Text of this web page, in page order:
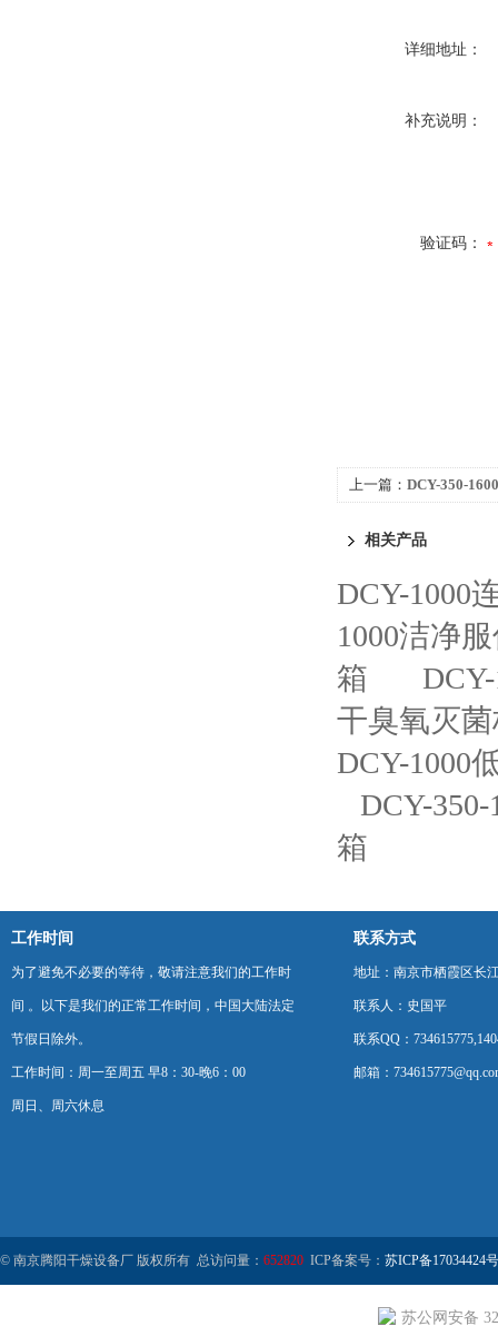
详细地址：
补充说明：
验证码：
上一篇： DCY-350-
相关产品
DCY-1000
1000洁净
箱
干臭氧灭
DCY-1000
DCY-
箱
工作时间
为了避免不必要的等待，敬请注意我们的工作时
间 。以下是我们的正常工作时间，中国大陆法定
节假日除外。
工作时间：周一至周五 早8：30-晚6：00
周日、周六休息
联系方式
地址：南京市栖霞区长
联系人：史国平
联系QQ：
邮箱：
© 南京腾阳干燥设备厂 版权所有 总访问量： 652820 ICP备案号： 苏ICP备17034424
苏公网安备